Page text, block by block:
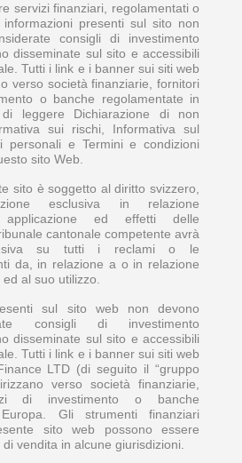
servizi finanziari, regolamentati o
presenti sul sito non
consigli di investimento
disseminate sul sito e accessibili
Tutti i link e i banner sui siti web
verso società finanziarie, fornitori
o banche regolamentate in
leggere Dichiarazione di non
sui rischi, Informativa sul
personali e Termini e condizioni
sito Web.
sito è soggetto al diritto svizzero,
esclusiva in relazione
applicazione ed effetti delle
cantonale competente avrà
su tutti i reclami o le
da, in relazione a o in relazione
al suo utilizzo.
sul sito web non devono
consigli di investimento
disseminate sul sito e accessibili
Tutti i link e i banner sui siti web
LTD (di seguito il “gruppo
verso società finanziarie,
di investimento o banche
Gli strumenti finanziari
sito web possono essere
vendita in alcune giurisdizioni.